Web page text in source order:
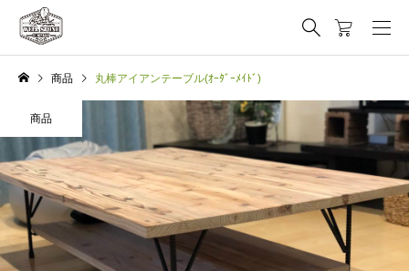
商品 丸棒アイアンテーブル(ｵｰﾀﾞｰﾒｲﾄﾞ)
商品